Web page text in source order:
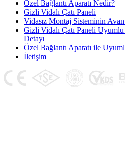
Özel Bağlantı Aparatı Nedir?
Gizli Vidalı Çatı Paneli
Vidasız Montaj Sisteminin
Gizli Vidalı Çatı Paneli
Detayı
Özel Bağlantı Aparatı ile
İletişim